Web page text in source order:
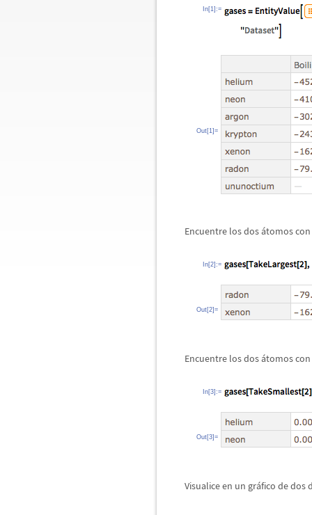
In[1]:=
Out[1]=
Encuentre los dosátomos
In[2]:=
Out[2]=
Encuentre los dosátomos
In[3]:=
Out[3]=
Visualice en un gráfico de dos